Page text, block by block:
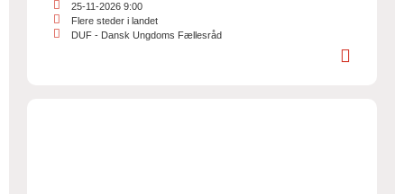
25-11-2026 9:00
Flere steder i landet
DUF - Dansk Ungdoms Fællesråd